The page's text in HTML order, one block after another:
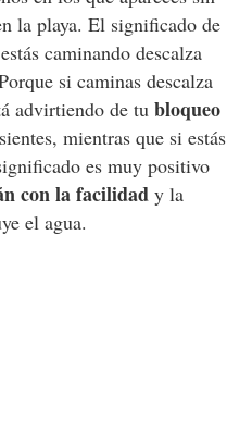
la playa. El significado de
caminando descalza
si caminas descalza
advirtiendo de tu bloqueo
mientras que si estás
es muy positivo
con la facilidady la
el agua.